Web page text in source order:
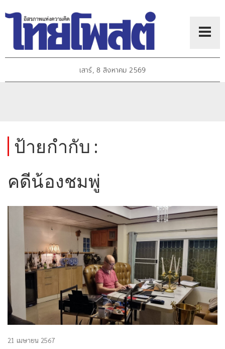
เสาร์, 8 สิงหาคม 2569
ป้ายกำกับ :
คดีน้องชมพู่
21 เมษายน 2567